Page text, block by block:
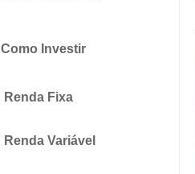
Como Investir
Renda Fixa
Renda Variável